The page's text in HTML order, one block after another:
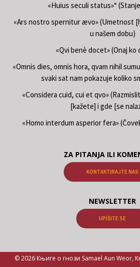
«Huius seculi status»“
«Ars nostro spernitur ævo» (Umetnost
u našem dobu)
«Qvi benè docet» (Onaj ko
«Omnis dies, omnis hora, qvam nihil
svaki sat nam pokazuje koliko
«Considera cuid, cui et qvo»
[kažete] i gde [se
«Homo interdum asperior fera»
ZA PITANJA ILI
KONTAKTIRAJTE NAS
NEWSLETTER
UPIŠITE SE
© 2026 Књиге о гнози Samael Aun Weor,